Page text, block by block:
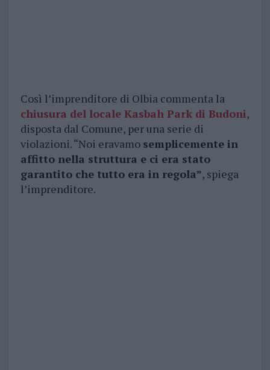
Così l’imprenditore di Olbia commenta la
chiusura del locale Kasbah Park di Budoni,
disposta dal Comune, per una serie di
violazioni. “Noi eravamo semplicemente in
affitto nella struttura e ci era stato
garantito che tutto era in regola”, spiega
l’imprenditore.